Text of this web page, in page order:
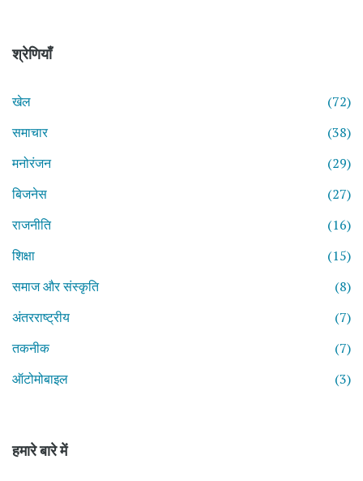
श्रेणियाँ
खेल
(72)
समाचार
(38)
मनोरंजन
(29)
बिजनेस
(27)
राजनीति
(16)
शिक्षा
(15)
समाज और संस्कृति
(8)
अंतरराष्ट्रीय
(7)
तकनीक
(7)
ऑटोमोबाइल
(3)
हमारे बारे में